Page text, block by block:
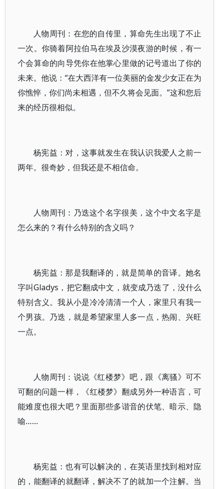
人物周刊：在您的自传里，算命先生出现了不止
一次。你骑着阿拉伯马在埃及沙漠夜游的时候，有一
个会算命的向导凭你在他掌心里做的记号道出了你的
未来。他说：“在大西洋有一位美丽的金发少女正在为
你憔悴，你们尚未相遇，但不久将会见面。”这和您后
来的经历很相似。
杨宪益：对，这事就发生在我认识我爱人之前一
两年。很奇妙，但我还是不相信命。
人物周刊：乃迭这个名字很美，这个中文名字是
怎么来的？有什么特别的含义吗？
杨宪益：那是我翻译的，就是简单的音译。她名
字叫Gladys，把它翻成中文，就变成乃迭了，没什么
特别含义。我从小是冷冷清清一个人，家里只有我一
个男孩。乃迭，就是希望家里人多一点，热闹、兴旺
一点。
人物周刊：说说《红楼梦》吧，跟《离骚》可不
可翻的问题一样，《红楼梦》翻成另外一种语言，可
能难度也很大吧？里面那些多谐音的伏笔、暗示、隐
喻……
杨宪益：也有可以解决的，在英语里找到相对应
的，能翻译的就翻译，解决不了的就加一个注解。当